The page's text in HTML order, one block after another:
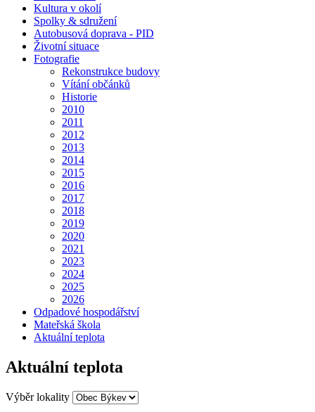
Kultura v okolí
Spolky & sdružení
Autobusová doprava - PID
Životní situace
Fotografie
Rekonstrukce budovy
Vítání občánků
Historie
2010
2011
2012
2013
2014
2015
2016
2017
2018
2019
2020
2021
2023
2024
2025
2026
Odpadové hospodářství
Mateřská škola
Aktuální teplota
Aktuální teplota
Výběr lokality